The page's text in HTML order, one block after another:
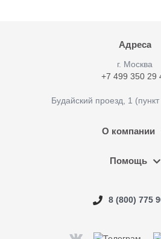
Адреса
г. Москва
+7 499 350 29
Будайский проезд, 1
О компании
Помощь
8 (800) 775